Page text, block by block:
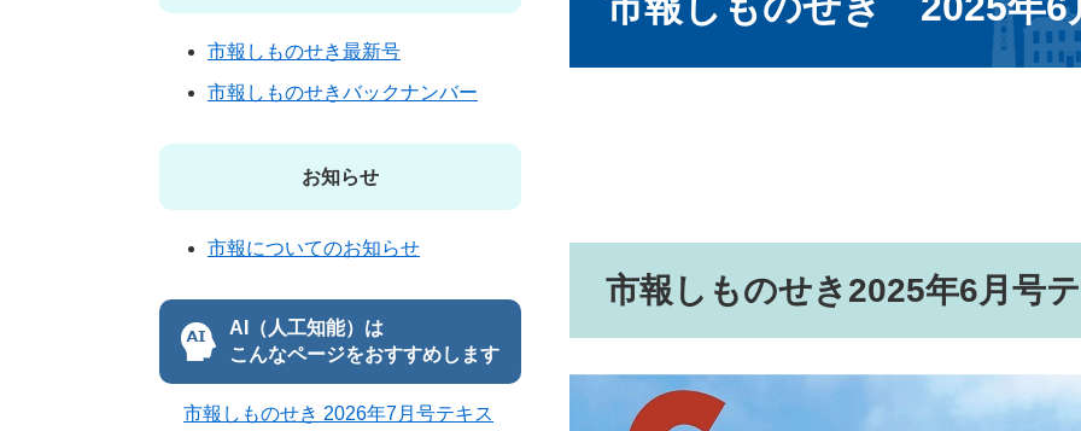
市報しものせき2025年6月号
市報しものせき最新号
市報しものせきバックナンバー
お知らせ
市報についてのお知らせ
AI（人工知能）は
こんなページをおすすめします
市報しものせき 2026年7月号テキス